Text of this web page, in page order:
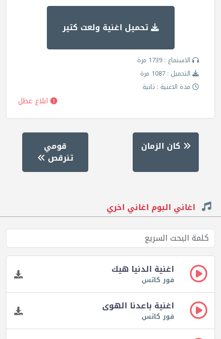
تحميل اغنية ولعت كتير
الاستماع : 1739 مرة
التحميل : 1087 مرة
مدة الاغنية : ثانية
ابلاغ عطل
كان الزمان قومي
تنرقص
اغاني البوم اغاني اخري
اغنية الدنيا هيك
فور كاتس
اغنية باعدنا الهوى
فور كاتس